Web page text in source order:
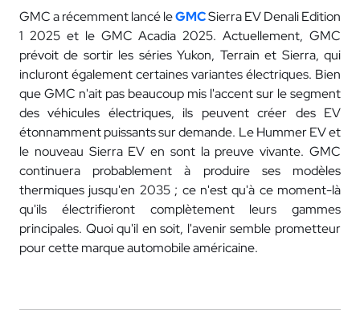
GMC a récemment lancé leGMCSierra EV Denali Edition
1 2025 et le GMC Acadia 2025. Actuellement, GMC
prévoit de sortir les séries Yukon, Terrain et Sierra, qui
incluront également certaines variantes électriques. Bien
que GMC n'ait pas beaucoup mis l'accent sur le segment
des véhicules électriques, ils peuvent créer des EV
étonnamment puissants sur demande. Le Hummer EV et
le nouveau Sierra EV en sont la preuve vivante. GMC
continuera probablement à produire ses modèles
thermiques jusqu'en 2035 ; ce n'est qu'à ce moment-là
qu'ils électrifieront complètement leurs gammes
principales. Quoi qu'il en soit, l'avenir semble prometteur
pour cette marque automobile américaine.